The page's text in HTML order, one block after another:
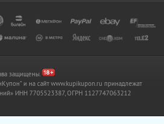
защищены.
и на сайт www.kupikupon.ru принадлежат
ИНН 7705523387, ОГРН 1127747063212